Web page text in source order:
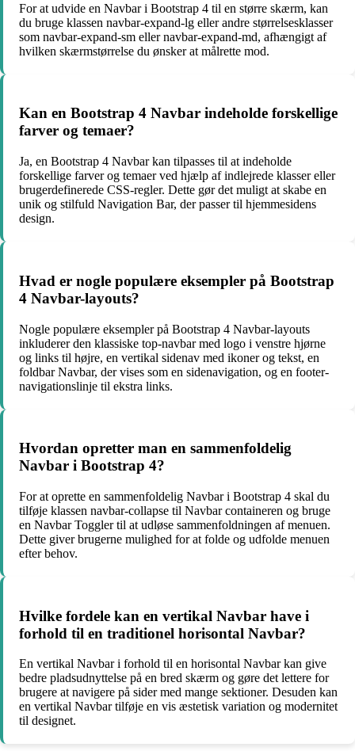
For at udvide en Navbar i Bootstrap 4 til en større skærm, kan
du bruge klassen navbar-expand-lg eller andre størrelsesklasser
som navbar-expand-sm eller navbar-expand-md, afhængigt af
hvilken skærmstørrelse du ønsker at målrette mod.
Kan en Bootstrap 4 Navbar indeholde forskellige
farver og temaer?
Ja, en Bootstrap 4 Navbar kan tilpasses til at indeholde
forskellige farver og temaer ved hjælp af indlejrede klasser eller
brugerdefinerede CSS-regler. Dette gør det muligt at skabe en
unik og stilfuld Navigation Bar, der passer til hjemmesidens
design.
Hvad er nogle populære eksempler på Bootstrap
4 Navbar-layouts?
Nogle populære eksempler på Bootstrap 4 Navbar-layouts
inkluderer den klassiske top-navbar med logo i venstre hjørne
og links til højre, en vertikal sidenav med ikoner og tekst, en
foldbar Navbar, der vises som en sidenavigation, og en footer-
navigationslinje til ekstra links.
Hvordan opretter man en sammenfoldelig
Navbar i Bootstrap 4?
For at oprette en sammenfoldelig Navbar i Bootstrap 4 skal du
tilføje klassen navbar-collapse til Navbar containeren og bruge
en Navbar Toggler til at udløse sammenfoldningen af menuen.
Dette giver brugerne mulighed for at folde og udfolde menuen
efter behov.
Hvilke fordele kan en vertikal Navbar have i
forhold til en traditionel horisontal Navbar?
En vertikal Navbar i forhold til en horisontal Navbar kan give
bedre pladsudnyttelse på en bred skærm og gøre det lettere for
brugere at navigere på sider med mange sektioner. Desuden kan
en vertikal Navbar tilføje en vis æstetisk variation og modernitet
til designet.